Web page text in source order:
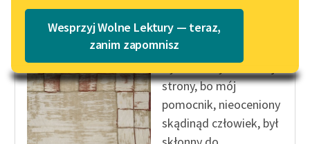
Blog
Lektury szkolne i klasyka
literatury do słuchania dla
uczennic i uczniów z
niepełnosprawnościami
E-kolekcja lektur
Katalog w formacie PDF
Wesprzyj Wolne Lektury — teraz,
zanim zapomnisz
Lord Jim
Było to brzydko z mej
strony, bo mój
pomocnik, nieoceniony
skądinąd człowiek, był